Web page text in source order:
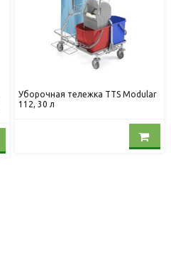
Уборочная тележка TTS Modular
112, 30 л